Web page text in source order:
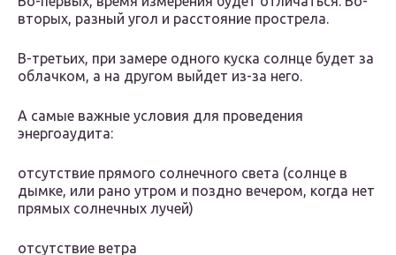
вторых, разный угол и расстояние прострела.
В-третьих, при замере одного куска солнце будет за
облачком, а на другом выйдет из-за него.
А самые важные условия для проведения
энергоаудита:
отсутствие прямого солнечного света (солнце в
дымке, или рано утром и поздно вечером, когда нет
прямых солнечных лучей)
отсутствие ветра